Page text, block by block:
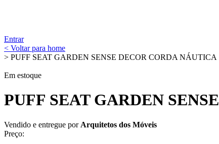
Entrar
< Voltar para home
> PUFF SEAT GARDEN SENSE DECOR CORDA NÁUTICA
Em estoque
PUFF SEAT GARDEN
Vendido e entregue por Arquitetos dos Móveis
Preço: